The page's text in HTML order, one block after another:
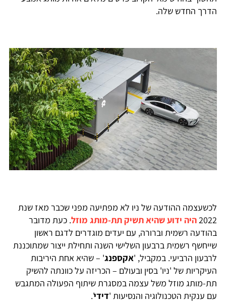
הדרך החדש שלה.
לכשעצמה ההודעה של ניו לא מפתיעה מפני שכבר מאז שנת
2022היה ידוע שהיא תשיק תת-מותג מוזל. כעת מדובר
בהודעה רשמית וברורה, עם יעדים מוגדרים לדגם ראשון
שייחשף רשמית ברבעון השלישי השנה ותחילת ייצור שמתוכננת
לרבעון הרביעי. במקביל, 'אקספנג' – שהיא אחת היריבות
העיקריות של 'ניו' בסין ובעולם – הכריזה על כוונתה להשיק
תת-מותג מוזל משל עצמה במסגרת שיתוף הפעולה המתגבש
עם ענקית הטכנולוגיה והנסיעות 'דידי'.